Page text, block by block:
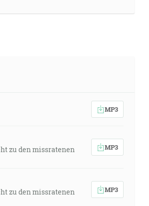
MP3
zu den missratenen
MP3
zu den missratenen
MP3